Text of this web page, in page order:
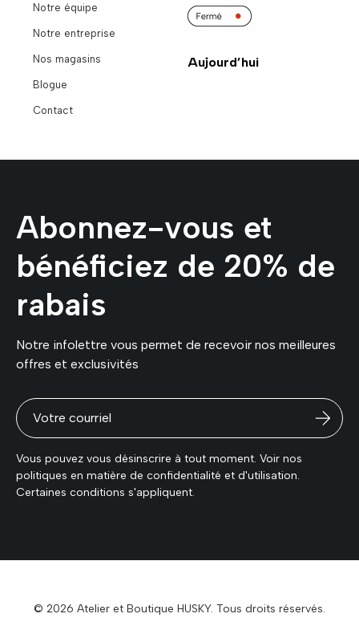
Notre équipe
Notre entreprise
Nos magasins
Blogue
Contact
Aujourd’hui
Abonnez-vous et
bénéficiez de 20% de
rabais
Notre infolettre vous permet de recevoir nos meilleures
offres et exclusivités
Vous pouvez vous désinscrire à tout moment. Voir nos
politiques en matière de confidentialité et d'utilisation.
Certaines conditions s'appliquent.
© 2026 Atelier et Boutique HUSKY. Tous droits réservés.